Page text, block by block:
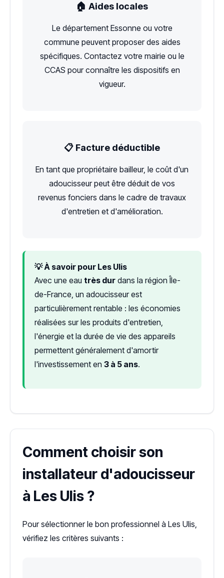
🏠 Aides locales
Le département Essonne ou votre
commune peuvent proposer des aides
spécifiques. Contactez votre mairie ou le
CCAS pour connaître les dispositifs en
vigueur.
📋 Facture déductible
En tant que propriétaire bailleur, le coût d'un
adoucisseur peut être déduit de vos
revenus fonciers dans le cadre de travaux
d'entretien et d'amélioration.
💡 À savoir pour Les Ulis
Avec une eau très dur dans la région Île-
de-France, un adoucisseur est
particulièrement rentable : les économies
réalisées sur les produits d'entretien,
l'énergie et la durée de vie des appareils
permettent généralement d'amortir
l'investissement en 3 à 5 ans.
Comment choisir son
installateur d'adoucisseur
à Les Ulis ?
Pour sélectionner le bon professionnel à Les Ulis,
vérifiez les critères suivants :